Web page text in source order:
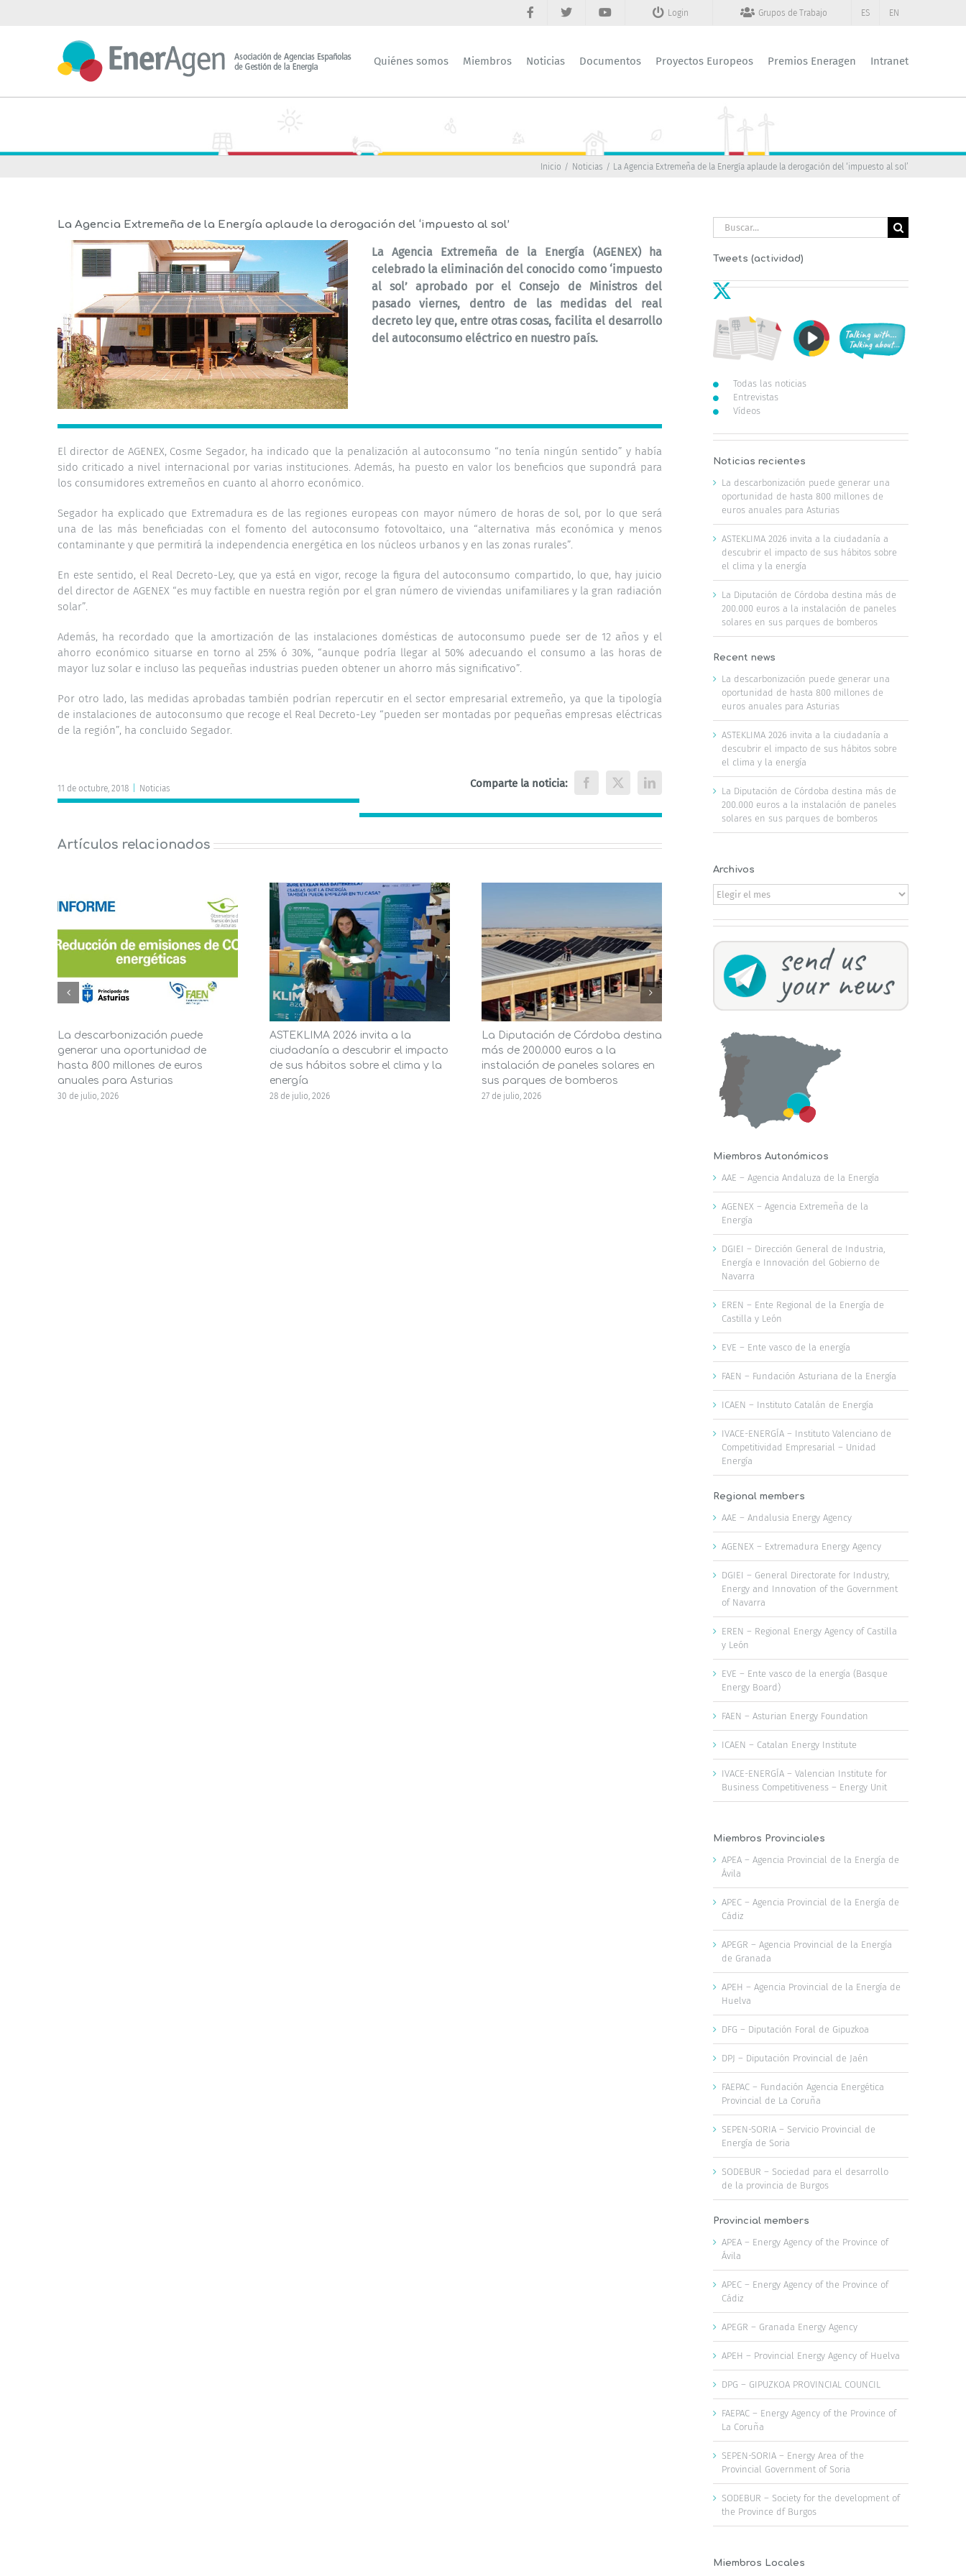
Login Grupos de Trabajo ES EN
Quiénes somos Miembros Noticias Documentos Proyectos Europeos Premios Eneragen Intranet
Inicio Noticias La Agencia Extremeña de la Energía aplaude la derogación del ‘impuesto al sol’
La Agencia Extremeña de la Energía aplaude la derogación del ‘impuesto al sol’
La Agencia Extremeña de la Energía (AGENEX) ha
celebrado la eliminación del conocido como ‘impuesto
al sol’ aprobado por el Consejo de Ministros del
pasado viernes, dentro de las medidas del real
decreto ley que, entre otras cosas, facilita el desarrollo
del autoconsumo eléctrico en nuestro país.
El director de AGENEX, Cosme Segador, ha indicado que la penalización al autoconsumo “no tenía ningún sentido” y había
sido criticado a nivel internacional por varias instituciones. Además, ha puesto en valor los beneficios que supondrá para
los consumidores extremeños en cuanto al ahorro económico.
Segador ha explicado que Extremadura es de las regiones europeas con mayor número de horas de sol, por lo que será
una de las más beneficiadas con el fomento del autoconsumo fotovoltaico, una “alternativa más económica y menos
contaminante y que permitirá la independencia energética en los núcleos urbanos y en las zonas rurales”.
En este sentido, el Real Decreto-Ley, que ya está en vigor, recoge la figura del autoconsumo compartido, lo que, hay juicio
del director de AGENEX “es muy factible en nuestra región por el gran número de viviendas unifamiliares y la gran radiación
solar”.
Además, ha recordado que la amortización de las instalaciones domésticas de autoconsumo puede ser de 12 años y el
ahorro económico situarse en torno al 25% ó 30%, “aunque podría llegar al 50% adecuando el consumo a las horas de
mayor luz solar e incluso las pequeñas industrias pueden obtener un ahorro más significativo”.
Por otro lado, las medidas aprobadas también podrían repercutir en el sector empresarial extremeño, ya que la tipología
de instalaciones de autoconsumo que recoge el Real Decreto-Ley “pueden ser montadas por pequeñas empresas eléctricas
de la región”, ha concluido Segador.
11 de octubre, 2018 Noticias Comparte la noticia: Facebook
X LinkedIn
Artículos relacionados
La descarbonización puede
generar una oportunidad de
hasta 800 millones de euros
anuales para Asturias
30 de julio, 2026
ASTEKLIMA 2026 invita a la
ciudadanía a descubrir el impacto
de sus hábitos sobre el clima y la
energía
28 de julio, 2026
La Diputación de Córdoba destina
más de 200.000 euros a la
instalación de paneles solares en
sus parques de bomberos
27 de julio, 2026
El AMB aprueba medidas para
fomentar las energías renovables,
la disponibilidad de agua y la
infraestructura verde
23 de julio, 2026
Buscar:
Tweets (actividad)
Todas las noticias
Entrevistas
Vídeos
Noticias recientes
La descarbonización puede generar una
oportunidad de hasta 800 millones de
euros anuales para Asturias
ASTEKLIMA 2026 invita a la ciudadanía a
descubrir el impacto de sus hábitos sobre
el clima y la energía
La Diputación de Córdoba destina más de
200.000 euros a la instalación de paneles
solares en sus parques de bomberos
Recent news
La descarbonización puede generar una
oportunidad de hasta 800 millones de
euros anuales para Asturias
ASTEKLIMA 2026 invita a la ciudadanía a
descubrir el impacto de sus hábitos sobre
el clima y la energía
La Diputación de Córdoba destina más de
200.000 euros a la instalación de paneles
solares en sus parques de bomberos
Archivos
Archivos
Miembros Autonómicos
AAE – Agencia Andaluza de la Energía
AGENEX – Agencia Extremeña de la
Energía
DGIEI – Dirección General de Industria,
Energía e Innovación del Gobierno de
Navarra
EREN – Ente Regional de la Energía de
Castilla y León
EVE – Ente vasco de la energía
FAEN – Fundación Asturiana de la Energía
ICAEN – Instituto Catalán de Energía
IVACE-ENERGÍA – Instituto Valenciano de
Competitividad Empresarial – Unidad
Energía
Regional members
AAE – Andalusia Energy Agency
AGENEX – Extremadura Energy Agency
DGIEI – General Directorate for Industry,
Energy and Innovation of the Government
of Navarra
EREN – Regional Energy Agency of Castilla
y León
EVE – Ente vasco de la energía (Basque
Energy Board)
FAEN – Asturian Energy Foundation
ICAEN – Catalan Energy Institute
IVACE-ENERGÍA – Valencian Institute for
Business Competitiveness – Energy Unit
Miembros Provinciales
APEA – Agencia Provincial de la Energía de
Ávila
APEC – Agencia Provincial de la Energía de
Cádiz
APEGR – Agencia Provincial de la Energía
de Granada
APEH – Agencia Provincial de la Energía de
Huelva
DFG – Diputación Foral de Gipuzkoa
DPJ – Diputación Provincial de Jaén
FAEPAC – Fundación Agencia Energética
Provincial de La Coruña
SEPEN-SORIA – Servicio Provincial de
Energía de Soria
SODEBUR – Sociedad para el desarrollo
de la provincia de Burgos
Provincial members
APEA – Energy Agency of the Province of
Ávila
APEC – Energy Agency of the Province of
Cádiz
APEGR – Granada Energy Agency
APEH – Provincial Energy Agency of Huelva
DPG – GIPUZKOA PROVINCIAL COUNCIL
FAEPAC – Energy Agency of the Province of
La Coruña
SEPEN-SORIA – Energy Area of the
Provincial Government of Soria
SODEBUR – Society for the development of
the Province df Burgos
Miembros Locales